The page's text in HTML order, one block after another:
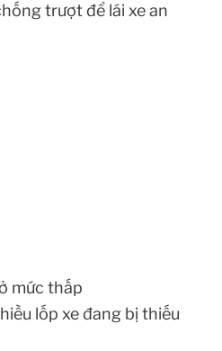
trượt để lái xe an
mức thấp
lốp xe đang bị thiếu